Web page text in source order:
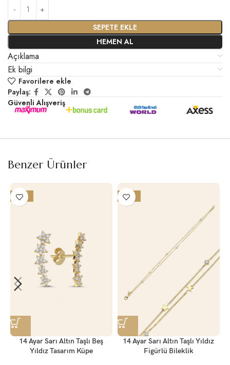
SEPETE EKLE
HEMEN AL
Açıklama
Ek bilgi
Favorilere ekle
Paylaş:
Güvenli Alışveriş
Benzer Ürünler
-21%
14 Ayar Sarı Altın Taşlı Beş
Yıldız Tasarım Küpe
-21%
14 Ayar Sarı Altın Taşlı Yıldız
Figürlü Bileklik